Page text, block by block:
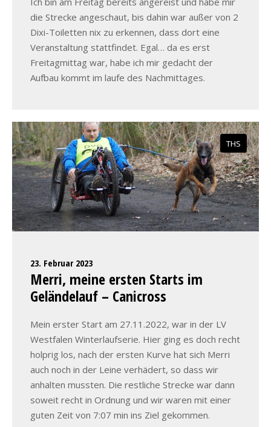
die Strecke angeschaut, bis dahin war außer von 2
Dixi-Toiletten nix zu erkennen, dass dort eine
Veranstaltung stattfindet. Egal… da es erst
Freitagmittag war, habe ich mir gedacht der
Aufbau kommt im laufe des Nachmittages.
THS
23. Februar 2023
Merri, meine ersten Starts im
Geländelauf – Canicross
Mein erster Start am 27.11.2022, war in der LV
Westfalen Winterlaufserie. Hier ging es doch recht
holprig los, nach der ersten Kurve hat sich Merri
auch noch in der Leine verhädert, so dass wir
anhalten mussten. Die restliche Strecke war dann
soweit recht in Ordnung und wir waren mit einer
guten Zeit von 7:07 min ins Ziel gekommen.